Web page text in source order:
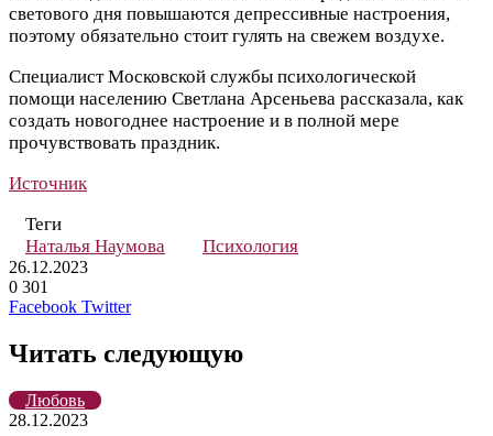
светового дня повышаются депрессивные настроения,
поэтому обязательно стоит гулять на свежем воздухе.
Специалист Московской службы психологической
помощи населению Светлана Арсеньева рассказала, как
создать новогоднее настроение и в полной мере
прочувствовать праздник.
Источник
Теги
Наталья Наумова
Психология
26.12.2023
0 301
Facebook TwitterLinkedIn
Tumblr
Reddit
Вконтакте
Одноклассники
Skype
Messenger
Messenger
WhatsApp
Telegram
Viber
Line
Поделиться
почту
Печатать
Читать следующую
Любовь
28.12.2023